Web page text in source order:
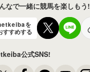
なで一緒に競馬を楽しもう!
を
すすめする
公式SNS!